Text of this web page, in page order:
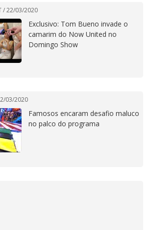
/22/03/2020
Exclusivo: Tom Bueno invade o
camarim do Now United no
Domingo Show
03/2020
Famosos encaram desafio maluco
no palco do programa